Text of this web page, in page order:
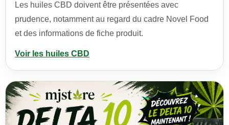
Les huiles CBD doivent être présentées avec
prudence, notamment au regard du cadre Novel Food
et des informations de fiche produit.
Voir les huiles CBD